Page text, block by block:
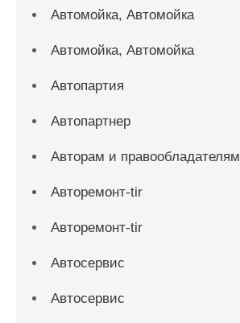
Автомойка, Автомойка
Автомойка, Автомойка
Автопартия
Автопартнер
Авторам и правообладателям
Авторемонт-tir
Авторемонт-tir
Автосервис
Автосервис